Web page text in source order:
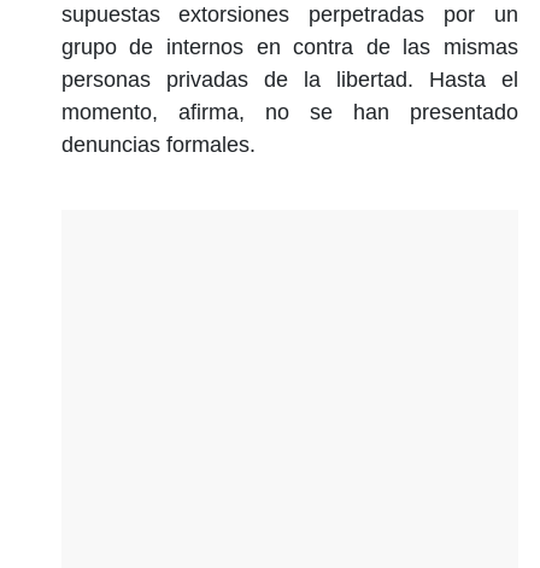
supuestas extorsiones perpetradas por un
grupo de internos en contra de las mismas
personas privadas de la libertad. Hasta el
momento, afirma, no se han presentado
denuncias formales.